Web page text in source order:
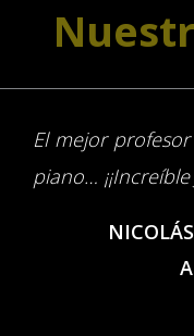
El mejor
piano…